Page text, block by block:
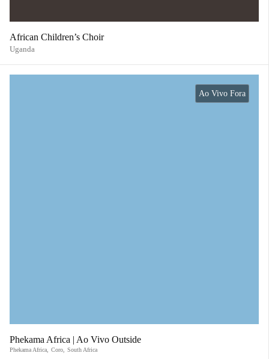
African Children’s Choir
Uganda
Ao Vivo Fora
Phekama Africa | Ao Vivo Outside
Phekama Africa Coro South Africa